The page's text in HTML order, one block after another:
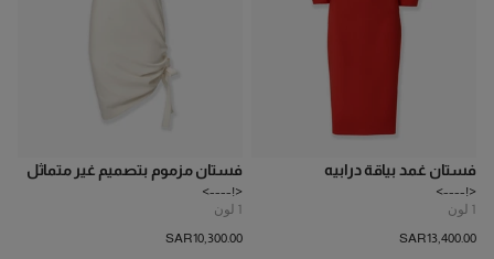
فستان غمد بياقة درابيه
<!---->
1 لون
SAR‌13,400.00
فستان مزموم بتصميم غير متماثل
<!---->
1 لون
SAR‌10,300.00